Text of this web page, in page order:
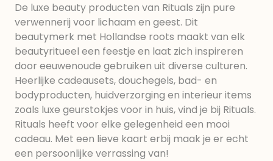
De luxe beauty producten van Rituals zijn pure
verwennerij voor lichaam en geest. Dit
beautymerk met Hollandse roots maakt van elk
beautyritueel een feestje en laat zich inspireren
door eeuwenoude gebruiken uit diverse culturen.
Heerlijke cadeausets, douchegels, bad- en
bodyproducten, huidverzorging en interieur items
zoals luxe geurstokjes voor in huis, vind je bij Rituals.
Rituals heeft voor elke gelegenheid een mooi
cadeau. Met een lieve kaart erbij maak je er echt
een persoonlijke verrassing van!